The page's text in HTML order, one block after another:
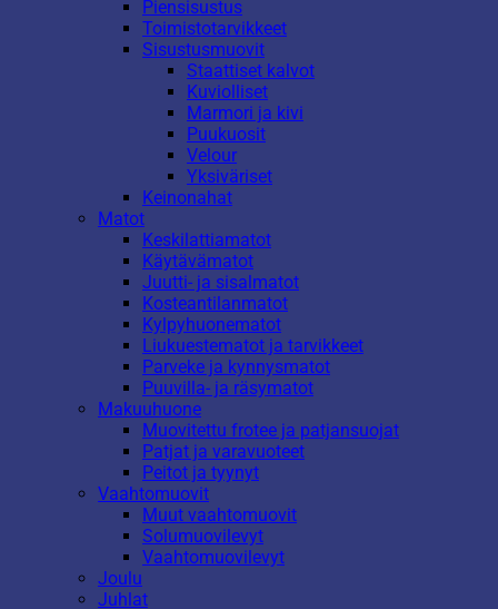
Piensisustus
Toimistotarvikkeet
Sisustusmuovit
Staattiset kalvot
Kuviolliset
Marmori ja kivi
Puukuosit
Velour
Yksiväriset
Keinonahat
Matot
Keskilattiamatot
Käytävämatot
Juutti- ja sisalmatot
Kosteantilanmatot
Kylpyhuonematot
Liukuestematot ja tarvikkeet
Parveke ja kynnysmatot
Puuvilla- ja räsymatot
Makuuhuone
Muovitettu frotee ja patjansuojat
Patjat ja varavuoteet
Peitot ja tyynyt
Vaahtomuovit
Muut vaahtomuovit
Solumuovilevyt
Vaahtomuovilevyt
Joulu
Juhlat